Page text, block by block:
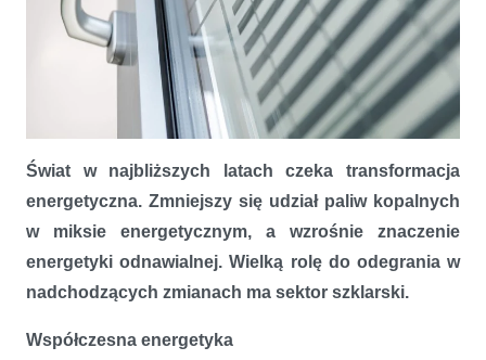
Świat w najbliższych latach czeka transformacja
energetyczna. Zmniejszy się udział paliw kopalnych
w miksie energetycznym, a wzrośnie znaczenie
energetyki odnawialnej. Wielką rolę do odegrania w
nadchodzących zmianach ma sektor szklarski.
Współczesna energetyka